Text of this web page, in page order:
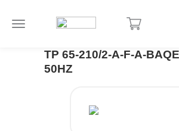
TP 65-210/2-A-F-A-
50HZ